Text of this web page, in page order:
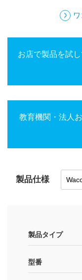
お店で製品を試
教育機関・法人
製品仕様
製品タイプ
型番